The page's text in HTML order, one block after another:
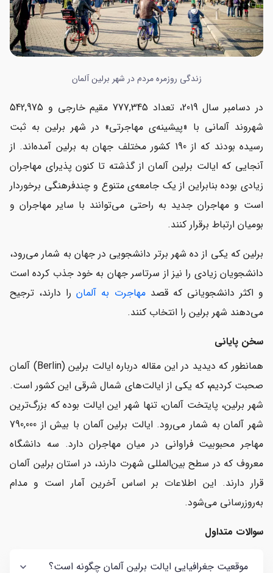
زندگی روزمره مردم در شهر برلین آلمان
در دسامبر سال 2019، تعداد 777,345 مقیم خارجی و 542,975
شهروند آلمانی با «پیشینه‌ی مهاجرتی» در شهر برلین به ثبت
رسیده بودند که از 190 کشور مختلف جهان به برلین آمده‌اند. از
آنجایی که ایالت برلین آلمان از گذشته تا کنون پذیرای مهاجران
زیادی بوده بنابراین از یک جامعه‌ی متنوع و چندفرهنگی برخوردار
است و مهاجران جدید به راحتی می‌توانند با سایر مهاجران و
بومیان ارتباط برقرار کنند.
برلین که یکی از ده شهر برتر دانشجویی در جهان به شمار می‌رود،
دانشجویان زیادی را نیز از سرتاسر جهان به خود جذب کرده است
و اکثر دانشجویانی که قصدمهاجرت به آلمانرا دارند، ترجیح
می‌دهند شهر برلین را انتخاب کنند.
سخن پایانی
همانطور که دیدید در این مقاله درباره ایالت برلین (Berlin) آلمان
صحبت کردیم،که یکی از ایالت‌های شمال شرقی این کشور است.
شهر برلین، پایتخت آلمان، تنها شهر این ایالت بوده که بزرگ‌ترین
شهر آلمان به شمار می‌رود. ایالت برلین آلمان با بیش از 790,000
مهاجر محبوبیت فراوانی در میان مهاجران دارد. سه دانشگاه
معروف که در سطح بین‌المللی شهرت دارند، در استان برلین آلمان
قرار دارند. این اطلاعات بر اساس آخرین آمار است و مدام
به‌روزرسانی می‌شود.
سوالات متداول
موقعیت جغرافیایی ایالت برلین آلمان چگونه است؟